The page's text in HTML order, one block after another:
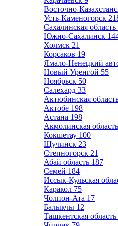
Восточно-
Усть-Каменогорск
Сахалинская область
Южно-Сахалинск
Холмск 21
Корсаков 19
Ямало-Ненецкий
Новый Уренгой 55
Ноябрьск 50
Салехард 33
Актюбинская область
Актобе 198
Астана 198
Акмолинская область
Кокшетау 100
Щучинск 23
Степногорск 21
Абай область 187
Семей 184
Иссык-Кульская
Каракол 75
Чолпон-Ата 17
Балыкчы 12
Ташкентская область